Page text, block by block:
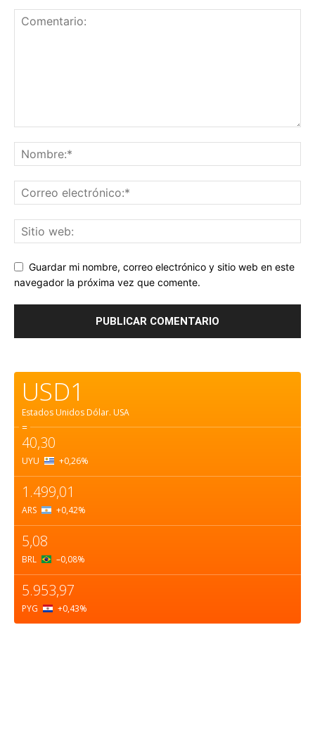
Guardar mi nombre, correo electrónico y sitio web en este
navegador la próxima vez que comente.
USD1
Estados Unidos Dólar. USA
=
40,30
UYU +0,26%
1.499,01
ARS +0,42%
5,08
BRL –0,08%
5.953,97
PYG +0,43%